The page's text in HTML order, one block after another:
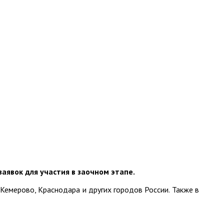
для участия в заочном этапе.
Краснодара и других городов России. Также в